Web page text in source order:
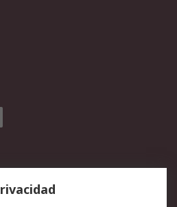
Devoluciones